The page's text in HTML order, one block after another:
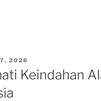
2026
Keindahan